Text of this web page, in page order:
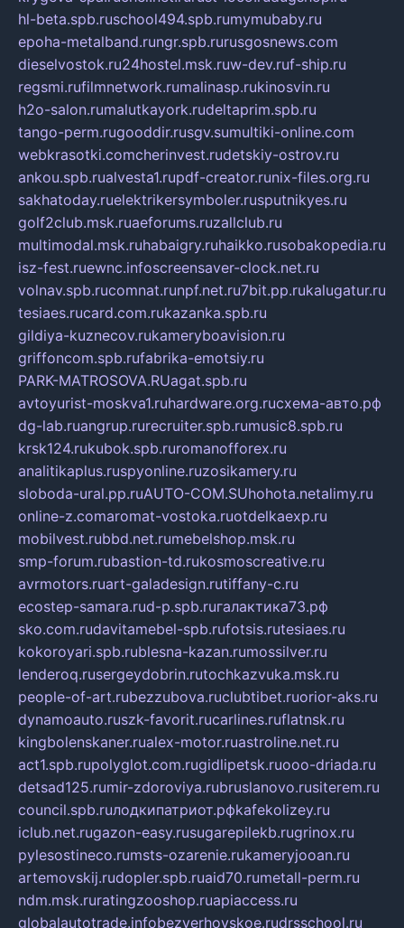
hl-beta.spb.ruschool494.spb.rumymubaby.ru
epoha-metalband.rungr.spb.rurusgosnews.com
dieselvostok.ru24hostel.msk.ruw-dev.ruf-ship.ru
regsmi.rufilmnetwork.rumalinasp.rukinosvin.ru
h2o-salon.rumalutkayork.rudeltaprim.spb.ru
tango-perm.rugooddir.rusgv.sumultiki-online.com
webkrasotki.comcherinvest.rudetskiy-ostrov.ru
ankou.spb.rualvesta1.rupdf-creator.runix-files.org.ru
sakhatoday.ruelektrikersymboler.rusputnikyes.ru
golf2club.msk.ruaeforums.ruzallclub.ru
multimodal.msk.ruhabaigry.ruhaikko.rusobakopedia.ru
isz-fest.ruewnc.infoscreensaver-clock.net.ru
volnav.spb.rucomnat.runpf.net.ru7bit.pp.rukalugatur.ru
tesiaes.rucard.com.rukazanka.spb.ru
gildiya-kuznecov.rukameryboavision.ru
griffoncom.spb.rufabrika-emotsiy.ru
PARK-MATROSOVA.RUagat.spb.ru
avtoyurist-moskva1.ruhardware.org.ruсхема-авто.рф
dg-lab.ruangrup.rurecruiter.spb.rumusic8.spb.ru
krsk124.rukubok.spb.ruromanofforex.ru
analitikaplus.ruspyonline.ruzosikamery.ru
sloboda-ural.pp.ruAUTO-COM.SUhohota.netalimy.ru
online-z.comaromat-vostoka.ruotdelkaexp.ru
mobilvest.rubbd.net.rumebelshop.msk.ru
smp-forum.rubastion-td.rukosmoscreative.ru
avrmotors.ruart-galadesign.rutiffany-c.ru
ecostep-samara.rud-p.spb.ruгалактика73.рф
sko.com.rudavitamebel-spb.rufotsis.rutesiaes.ru
kokoroyari.spb.rublesna-kazan.rumossilver.ru
lenderoq.rusergeydobrin.rutochkazvuka.msk.ru
people-of-art.rubezzubova.ruclubtibet.ruorior-aks.ru
dynamoauto.ruszk-favorit.rucarlines.ruflatnsk.ru
kingbolenskaner.rualex-motor.ruastroline.net.ru
act1.spb.rupolyglot.com.rugidlipetsk.ruooo-driada.ru
detsad125.rumir-zdoroviya.rubruslanovo.rusiterem.ru
council.spb.ruлодкипатриот.рфkafekolizey.ru
iclub.net.rugazon-easy.rusugarepilekb.rugrinox.ru
pylesostineco.rumsts-ozarenie.rukameryjooan.ru
artemovskij.rudopler.spb.ruaid70.rumetall-perm.ru
ndm.msk.ruratingzooshop.ruapiaccess.ru
globalautotrade.infobezverhovskoe.rudrsschool.ru